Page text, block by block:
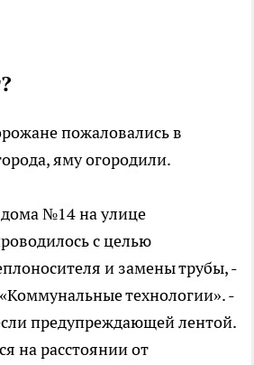
пожаловались в
яму огородили.
№14 на улице
с целью
и замены трубы, -
технологии». -
предупреждающей лентой.
на расстоянии от